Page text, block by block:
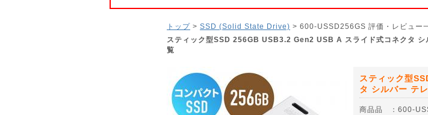
トップ > SSD (Solid State Drive) > 600-USSD256GS 評価・レビュー
スティック型SSD 256GB USB3.2 Gen2 USB A スライド式コネクタ
覧
スティック型
タ シルバー テ
商品品
：600-